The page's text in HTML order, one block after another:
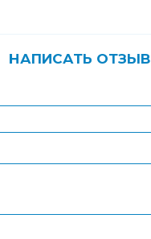
НАПИСАТЬ ОТЗЫВ